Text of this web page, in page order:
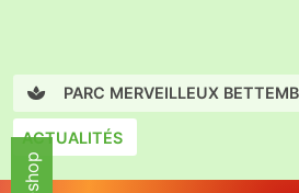
PARC MERVEILLEUX
ACTUALITÉS